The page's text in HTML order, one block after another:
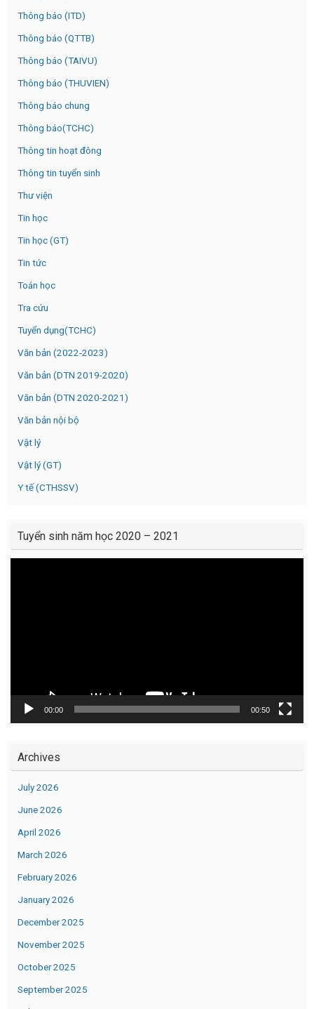
Thông báo (ITD)
Thông báo (QTTB)
Thông báo (TAIVU)
Thông báo (THUVIEN)
Thông báo chung
Thông báo(TCHC)
Thông tin hoạt đông
Thông tin tuyển sinh
Thư viện
Tin học
Tin học (GT)
Tin tức
Toán học
Tra cứu
Tuyển dụng(TCHC)
Văn bản (2022-2023)
Văn bản (DTN 2019-2020)
Văn bản (DTN 2020-2021)
Văn bản nội bộ
Vật lý
Vật lý (GT)
Y tế (CTHSSV)
Tuyển sinh năm học 2020 – 2021
00:00 00:50
Archives
July 2026
June 2026
April 2026
March 2026
February 2026
January 2026
December 2025
November 2025
October 2025
September 2025